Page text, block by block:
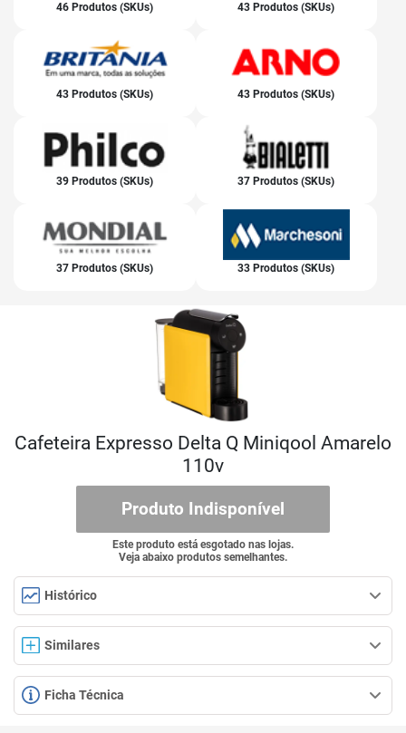
46 Produtos (SKUs) 43 Produtos (SKUs)
43 Produtos (SKUs) 43 Produtos (SKUs)
39 Produtos (SKUs) 37 Produtos (SKUs)
37 Produtos (SKUs) 33 Produtos (SKUs)
Cafeteira Expresso Delta Q Miniqool Amarelo
110v
Produto Indisponível
Este produto está esgotado nas lojas.
Veja abaixo produtos semelhantes.
Histórico
Similares
Ficha Técnica